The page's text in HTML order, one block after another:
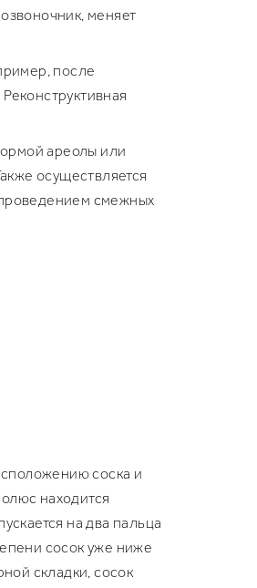
меняет
после
ареолы или
осуществляется
смежных
соска и
находится
на два пальца
сосок уже ниже
складки, сосок